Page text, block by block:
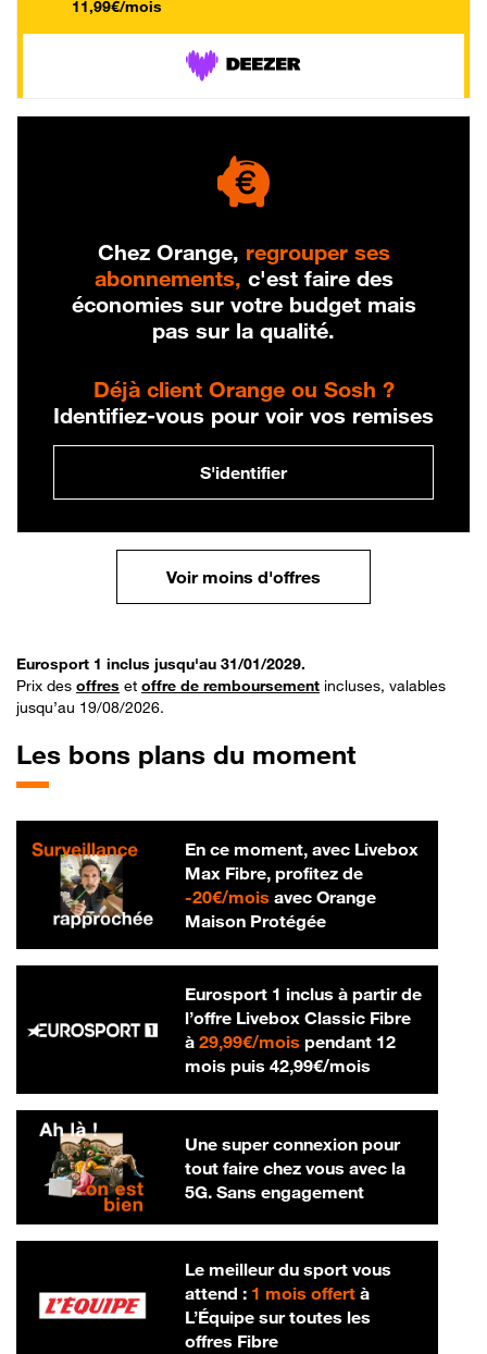
11,99€/mois
Chez Orange, regrouper ses
abonnements, c'est faire des
économies sur votre budget mais
pas sur la qualité.
Déjà client Orange ou Sosh ?
Identifiez-vous pour voir vos remises
S'identifier
Voir moins d'offres
Eurosport 1 inclus jusqu'au 31/01/2029.
Prix des offres et offre de remboursement incluses, valables
jusqu’au 19/08/2026.
Les bons plans du moment
En ce moment, avec Livebox
Max Fibre, profitez de
-20€/mois20 € par mois
avec Orange
Maison Protégée
Eurosport 1 inclus à partir de
l’offre Livebox Classic Fibre
à 29,99€/mois29,99 € par mois
pendant 12
mois puis 42,99€/mois42,99 € par
Une super connexion pour
tout faire chez vous avec la
5G. Sans engagement
Le meilleur du sport vous
attend : 1 mois offertà
L’Équipe sur toutes les
offres Fibre